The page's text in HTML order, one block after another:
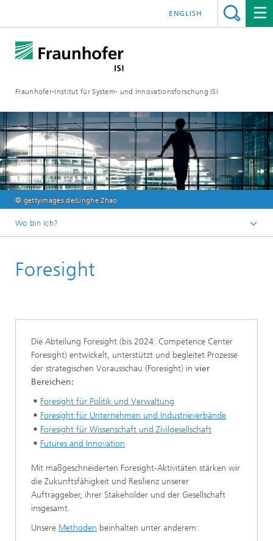
Fraunhofer-Institut für System- und Innovationsforschung ISI
ENGLISH
© gettyimages.de/Linghe Zhao
Wo bin ich?
Abteilungen
Foresight
Die Abteilung Foresight (bis 2024: Competence Center
Foresight) entwickelt, unterstützt und begleitet Prozesse
der strategischen Vorausschau (Foresight) in vier
Bereichen:
Foresight für Politik und Verwaltung
Foresight für Unternehmen und Industrieverbände
Foresight für Wissenschaft und Zivilgesellschaft
Futures and Innovation
Mit maßgeschneiderten Foresight-Aktivitäten stärken wir
die Zukunftsfähigkeit und Resilienz unserer
Auftraggeber, ihrer Stakeholder und der Gesellschaft
insgesamt.
Unsere Methoden beinhalten unter anderem: